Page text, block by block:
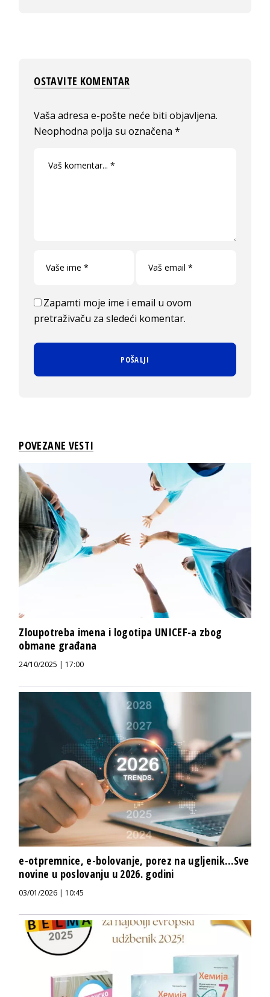
OSTAVITE KOMENTAR
Vaša adresa e-pošte neće biti objavljena.
Neophodna polja su označena*
Zapamti moje ime i email u ovom
pretraživaču za sledeći komentar.
POVEZANE VESTI
Zloupotreba imena i logotipa UNICEF-a zbog
obmane građana
24/10/2025 | 17:00
e-otpremnice, e-bolovanje, porez na ugljenik…Sve
novine u poslovanju u 2026. godini
03/01/2026 | 10:45